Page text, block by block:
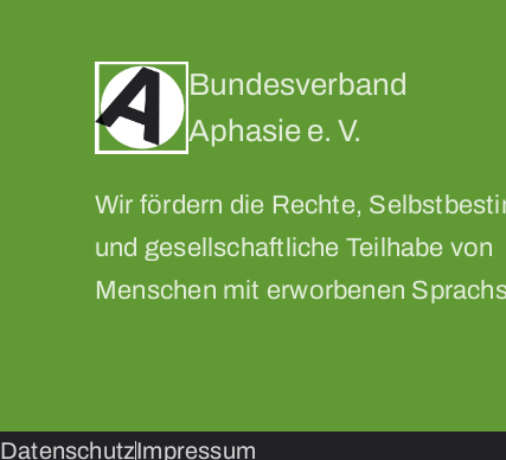
Bundesverband
Aphasie e. V.
Wir fördern die Rechte,
und gesellschaftliche Teilhabe von
Menschen mit erworbenen
DatenschutzImpressum